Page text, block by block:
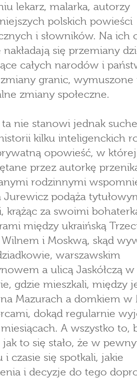
lekarz, malarka, autorzy
polskich powieści
i słowników. Na ich
się przemiany
całych narodów i
granic, wymuszone
zmiany społeczne.
ta nie stanowi jednak
kilku inteligenckich
opowieść, w
przez autorkę
rodzinnymi
Jurewicz podąża
krążąc za swoimi
między ukraińską
Wilnem i Moskwą, skąd
warszawskim
a ulicą Jaskółczą w
gdzie mieszkali, między
Mazurach a domkiem w
dokąd regularnie
A wszystko to,
jak to się stało, że w
i czasie się spotkali, jakie
i decyzje do tego